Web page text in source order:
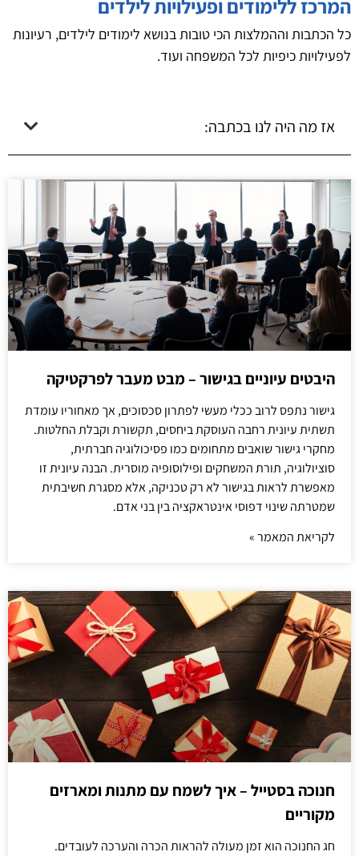
המרכז ללימודים ופעילויות לילדים
כל הכתבות וההמלצות הכי טובות בנושא לימודים לילדים, רעיונות
לפעילויות כיפיות לכל המשפחה ועוד.
אז מה היה לנו בכתבה:
היבטים עיוניים בגישור – מבט מעבר לפרקטיקה
גישור נתפס לרוב ככלי מעשי לפתרון סכסוכים, אך מאחוריו עומדת
תשתית עיונית רחבה העוסקת ביחסים, תקשורת וקבלת החלטות.
מחקרי גישור שואבים מתחומים כמו פסיכולוגיה חברתית,
סוציולוגיה, תורת המשחקים ופילוסופיה מוסרית. הבנה עיונית זו
מאפשרת לראות בגישור לא רק טכניקה, אלא מסגרת חשיבתית
שמטרתה שינוי דפוסי אינטראקציה בין בני אדם.
לקריאת המאמר »
חנוכה בסטייל – איך לשמח עם מתנות ומארזים
מקוריים
חג החנוכה הוא זמן מעולה להראות הכרה והערכה לעובדים.